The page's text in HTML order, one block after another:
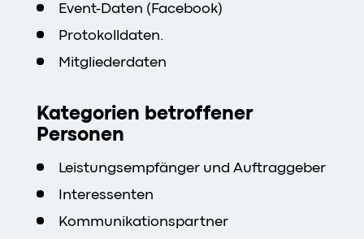
Event-Daten (Facebook)
Protokolldaten.
Mitgliederdaten
Kategorien betroffener
Personen
Leistungsempfänger und Auftraggeber
Interessenten
Kommunikationspartner